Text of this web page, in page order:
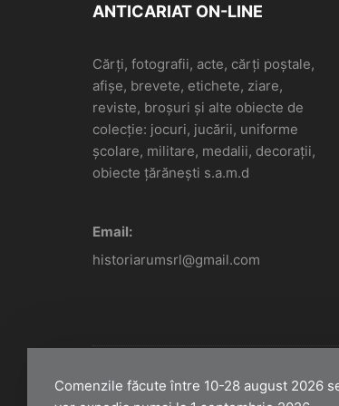
Comenzile făcute între 10-28 august 2026
ANTICARIAT ON-LINE
Cărți, fotografii, acte, cărți poștale,
afișe, brevete, etichete, ziare,
reviste, broșuri și alte obiecte de
colecție: jocuri, jucării, uniforme
școlare, militare, medalii, decorații,
obiecte țărănești s.a.m.d
Email:
historiarumsrl@gmail.com